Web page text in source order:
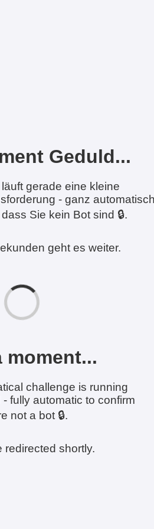
Geduld...
gerade eine kleine
- ganz
Sie kein Bot sind 🔒.
geht es weiter.
moment...
challenge is running
fully automatic to confirm
not a bot 🔒.
redirected shortly.